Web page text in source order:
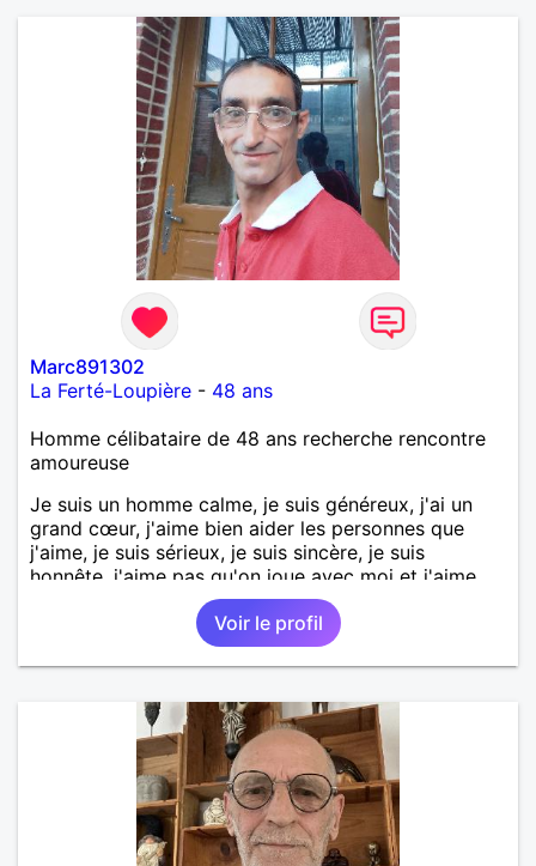
Marc891302
La Ferté-Loupière - 48 ans
Homme célibataire de 48 ans recherche rencontre
amoureuse
Je suis un homme calme, je suis généreux, j'ai un
grand cœur, j'aime bien aider les personnes que
j'aime, je suis sérieux, je suis sincère, je suis
honnête, j'aime pas qu'on joue avec moi et j'aime
pas les mensonges. Je cherche une relation
amoureuse et sérieuse.Voir le profil